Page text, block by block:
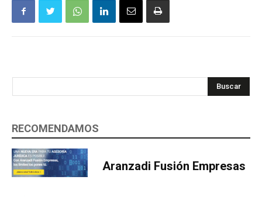
Buscar
RECOMENDAMOS
Aranzadi Fusión Empresas